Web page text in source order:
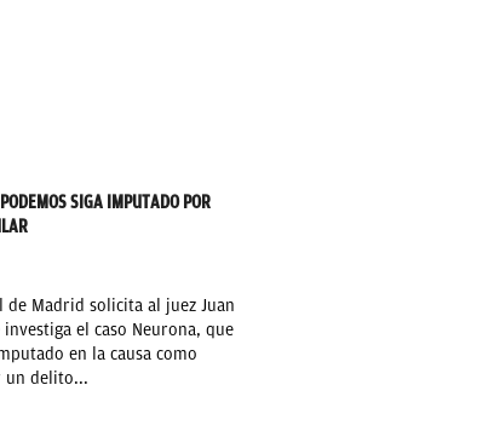
SIGA IMPUTADO POR
de Madrid solicita al juez Juan
investiga el caso Neurona, que
en la causa como
un delito...